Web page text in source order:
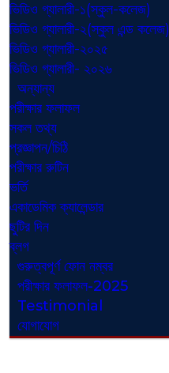
ভিডিও গ্যালারী-১(স্কুল-কলেজ)
ভিডিও গ্যালারী-২(স্কুল এন্ড কলেজ)
ভিডিও গ্যালারী-২০২৫
ভিডিও গ্যালারী- ২০২৬
অন্যান্য
পরীক্ষার ফলাফল
সকল তথ্য
প্রজ্ঞাপন/চিঠি
পরীক্ষার রুটিন
ভর্তি
একাডেমিক ক্যালেন্ডার
ছুটির দিন
ব্লগ
গুরুত্বপূর্ণ ফোন নম্বর
পরীক্ষার ফলাফল-2025
Testimonial
যোগাযোগ